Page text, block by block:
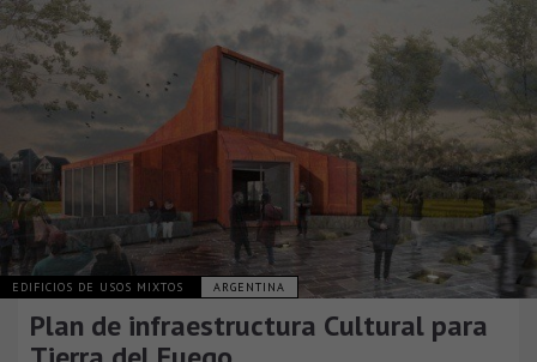
EDIFICIOS DE USOS MIXTOS ARGENTINA
Plan de infraestructura Cultural para